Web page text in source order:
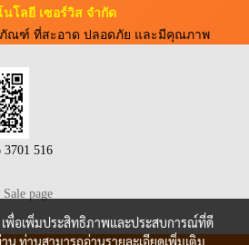
โลยี เซอร์วิส จำกัด
ณฑ์ ที่สะอาด ปลอดภัย และมีคุณภาพ
3701 516
Sale page
เพื่อเพิ่มประสิทธิภาพและประสบการณ์ที่ดี
น ท่านสามารถอ่านรายละเอียดเพิ่มเติม